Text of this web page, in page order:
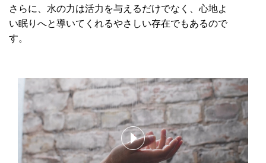
さらに、水の力は活力を与えるだけでなく、心地よ
い眠りへと導いてくれるやさしい存在でもあるので
す。